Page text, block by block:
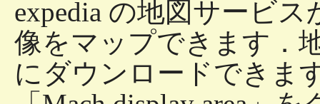
expedia の地図サービ
像をマップできます．
にダウンロードできま